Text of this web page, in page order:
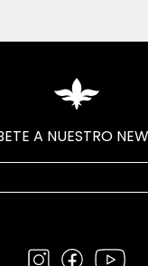
A NUESTRO